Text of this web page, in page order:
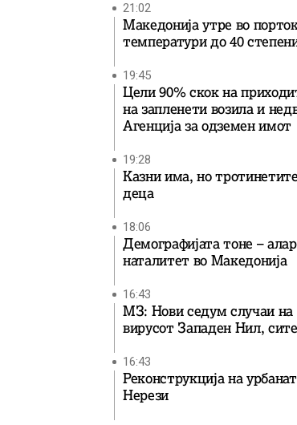
21:02
Македонија утре во
температури до 40
19:45
Цели 90% скок на
на запленети возила и
Агенција за одземен имот
19:28
Казни има, но
деца
18:06
Демографијата тоне –
наталитет во Македонија
16:43
МЗ: Нови седум случаи на
вирусот Западен Нил,
16:43
Реконструкција на
Нерези